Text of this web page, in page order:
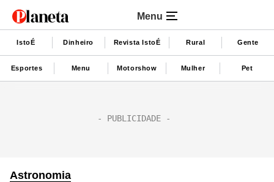
Menu
IstoÉ Dinheiro Revista IstoÉ Rural Gente
Esportes Menu Motorshow Mulher Pet
Astronomia